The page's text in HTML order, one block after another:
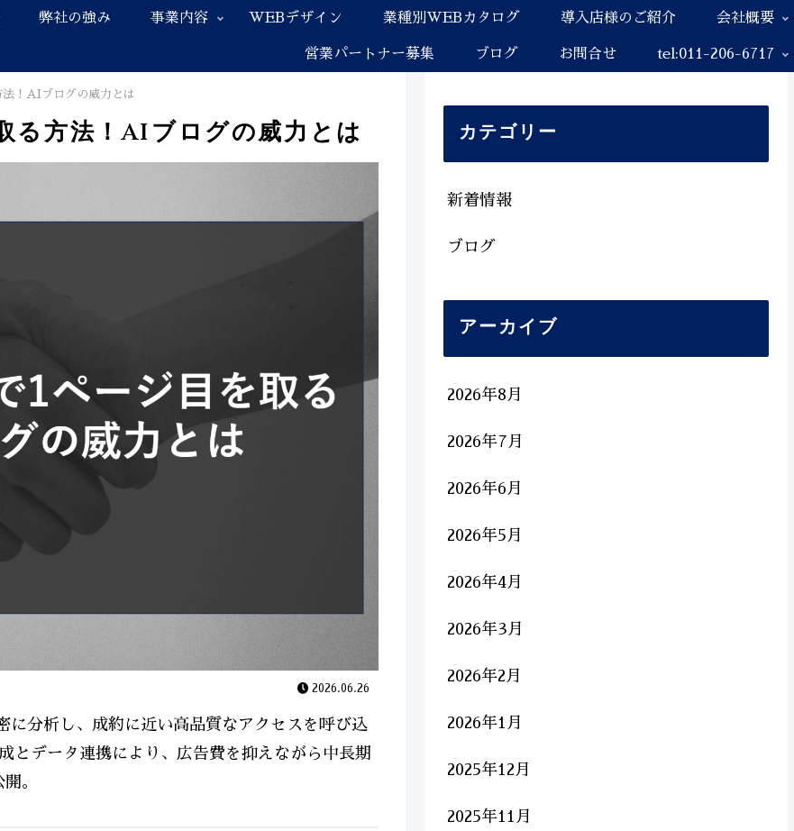
弊社の強み 事業内容 WEBデザイン 業種別WEBカタログ 導入店様のご紹介 会社概要
営業パートナー募集 ブログ お問合せ tel:011-206-6717
法！AIブログの威力とは
る方法！AIブログの威力とは
2026.06.26
分析し、成約に近い高品質なアクセスを呼び込
とデータ連携により、広告費を抑えながら中長期
。
カテゴリー
新着情報
ブログ
アーカイブ
2026年8月
2026年7月
2026年6月
2026年5月
2026年4月
2026年3月
2026年2月
2026年1月
2025年12月
2025年11月